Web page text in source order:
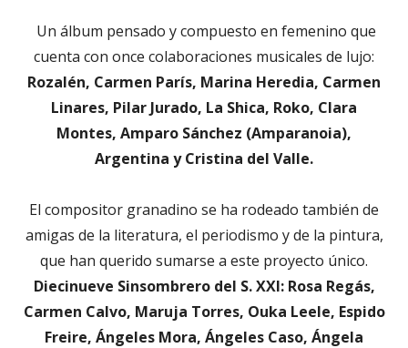
Un álbum pensado y compuesto en femenino que
cuenta con once colaboraciones musicales de lujo:
Rozalén, Carmen París, Marina Heredia, Carmen
Linares, Pilar Jurado, La Shica, Roko, Clara
Montes, Amparo Sánchez (Amparanoia),
Argentina y Cristina del Valle.
El compositor granadino se ha rodeado también de
amigas de la literatura, el periodismo y de la pintura,
que han querido sumarse a este proyecto único.
Diecinueve Sinsombrero del S. XXI: Rosa Regás,
Carmen Calvo, Maruja Torres, Ouka Leele, Espido
Freire, Ángeles Mora, Ángeles Caso, Ángela